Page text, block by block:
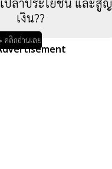
เงิน??
คลิกอ่านเลย